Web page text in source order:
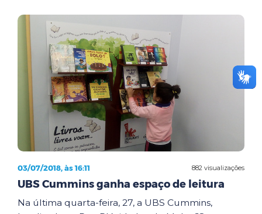
882 visualizações
03/07/2018, às 16:11
UBS Cummins ganha espaço de leitura
Na última quarta-feira, 27, a UBS Cummins,